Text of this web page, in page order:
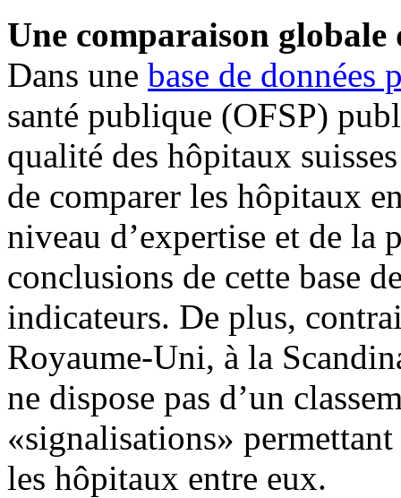
Une comparaison
Dans une base de données
santé publique (OFSP)
qualité des hôpitaux
de comparer les hôpitaux
niveau d’expertise et de la
conclusions de cette base
indicateurs. De plus,
Royaume-Uni, à la
ne dispose pas d’un
«signalisations»
les hôpitaux entre eux.